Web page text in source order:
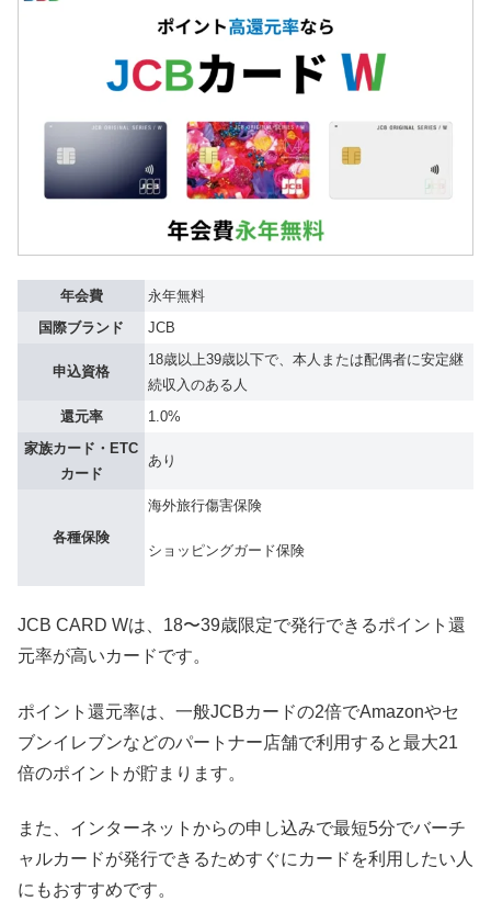
年会費
永年無料
国際ブランド
JCB
申込資格
18歳以上39歳以下で、本人または配偶者に安定継
続収入のある人
還元率
1.0%
家族カード・ETC
カード
あり
各種保険
海外旅行傷害保険
ショッピングガード保険
JCB CARD Wは、18〜39歳限定で発行できるポイント還
元率が高いカードです。
ポイント還元率は、一般JCBカードの2倍でAmazonやセ
ブンイレブンなどのパートナー店舗で利用すると最大21
倍のポイントが貯まります。
また、インターネットからの申し込みで最短5分でバーチ
ャルカードが発行できるためすぐにカードを利用したい人
にもおすすめです。